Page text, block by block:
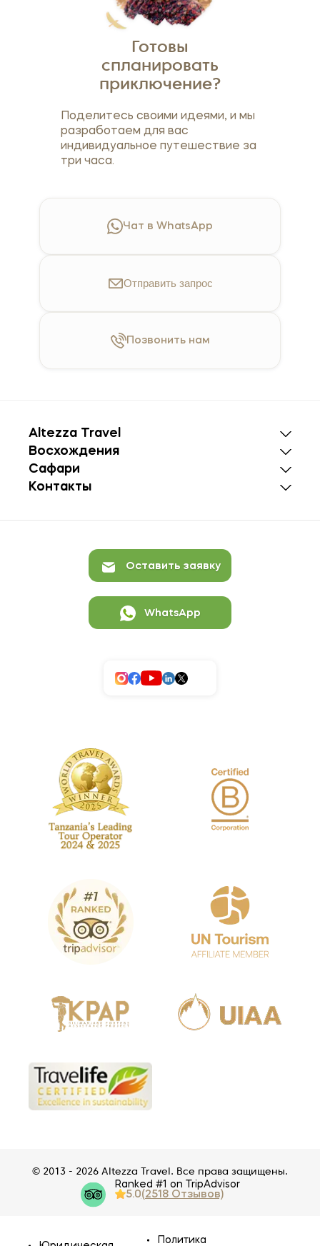
Готовы
спланировать
приключение?
Поделитесь своими идеями, и мы
разработаем для вас
индивидуальное путешествие за
три часа.
Чат в WhatsApp
Отправить запрос
Позвонитьнам
Altezza Travel
Восхождения
Сафари
Контакты
Оставить заявку
WhatsApp
© 2013 - 2026 Altezza Travel. Все права защищены.
Ranked #1 on TripAdvisor
5.0(2518 Отзывов)
Политика